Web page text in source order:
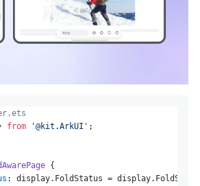
from '@kit.ArkUI' ;
{
: display. FoldStatus = display.